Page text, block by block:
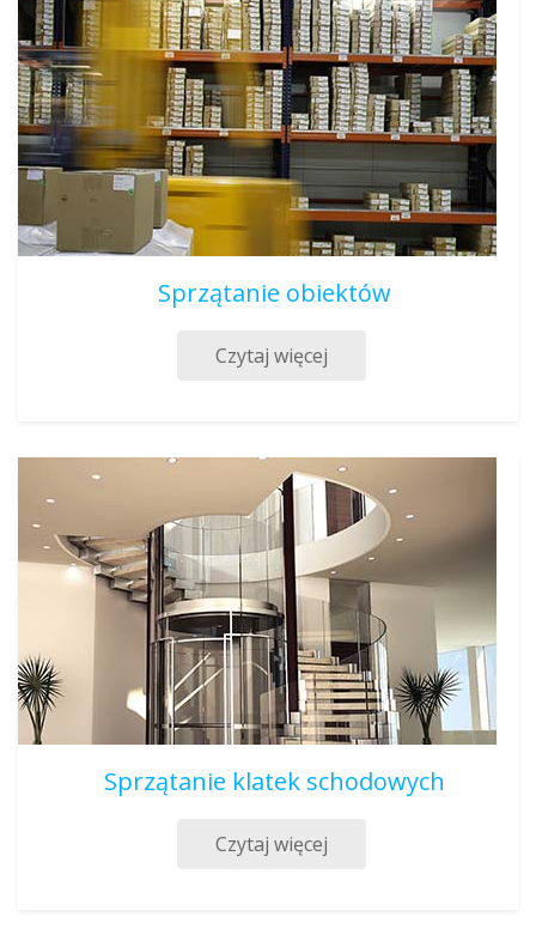
Sprzątanie obiektów
Czytaj więcej
Sprzątanie klatek schodowych
Czytaj więcej